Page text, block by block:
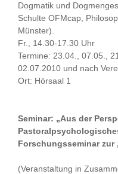
Dogmatik und
Schulte OFMcap,
Münster).
Fr., 14.30-17.30 Uhr
Termine: 23.04., 07.05.,
02.07.2010 und nach
Ort: Hörsaal 1
Seminar: „Aus der
Forschungsseminar zur
(Veranstaltung in